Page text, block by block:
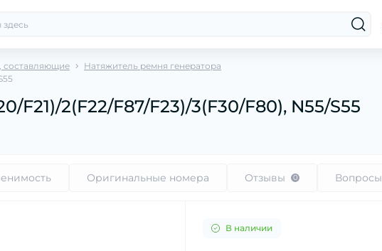
составляющие
Натяжитель ремня генератора
2(F22/F87/F23)/3(F30/F80), N55/S55
Оригинальные номера Отзывы 0 Вопросы
В наличии